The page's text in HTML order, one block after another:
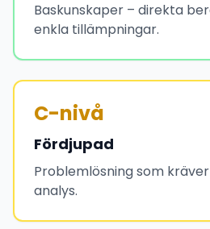
Baskunskaper – direkta
enkla tillämpningar.
C-nivå
Fördjupad
Problemlösning som
analys.